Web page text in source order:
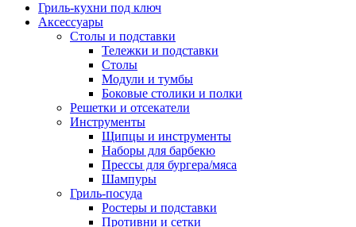
Гриль-кухни под ключ
Аксессуары
Столы и подставки
Тележки и подставки
Столы
Модули и тумбы
Боковые столики и полки
Решетки и отсекатели
Инструменты
Щипцы и инструменты
Наборы для барбекю
Прессы для бургера/мяса
Шампуры
Гриль-посуда
Ростеры и подставки
Противни и сетки